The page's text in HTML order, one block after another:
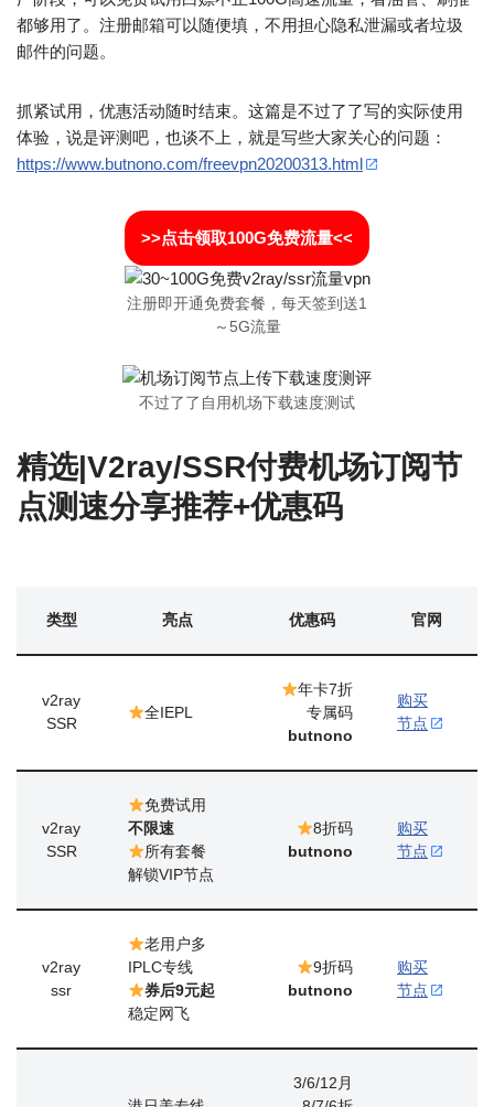
都够用了。注册邮箱可以随便填，不用担心隐私泄漏或者垃圾
邮件的问题。
抓紧试用，优惠活动随时结束。这篇是不过了了写的实际使用
体验，说是评测吧，也谈不上，就是写些大家关心的问题：
https://www.butnono.com/freevpn20200313.html
>>点击领取100G免费流量<<
注册即开通免费套餐，每天签到送1
～5G流量
不过了了自用机场下载速度测试
精选|V2ray/SSR付费机场订阅节
点测速分享推荐+优惠码
类型 亮点 优惠码 官网
v2ray
SSR
全IEPL
年卡7折
专属码
butnono
购买
节点
v2ray
SSR
免费试用
不限速
所有套餐
解锁VIP节点
8折码
butnono
购买
节点
v2ray
ssr
老用户多
IPLC专线
券后9元起
稳定网飞
9折码
butnono
购买
节点
3/6/12月